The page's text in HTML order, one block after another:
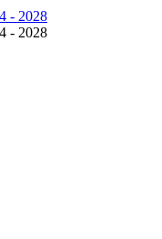
- 2028
- 2028